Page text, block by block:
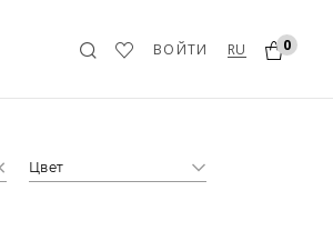
ВОЙТИ RU 0
Цвет